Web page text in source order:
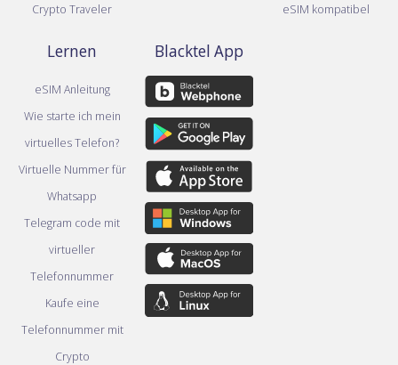
Crypto Traveler
eSIM kompatibel
Lernen
eSIM Anleitung
Wie starte ich mein
virtuelles Telefon?
Virtuelle Nummer für
Whatsapp
Telegram code mit
virtueller
Telefonnummer
Kaufe eine
Telefonnummer mit
Crypto
Blacktel App